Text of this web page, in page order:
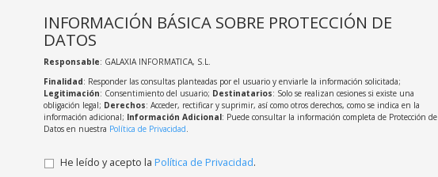
INFORMACIÓN BÁSICA SOBRE PROTECCIÓN DE
DATOS
Responsable: GALAXIA INFORMATICA, S.L.
Finalidad: Responder las consultas planteadas por el usuario y enviarle la información solicitada;
Legitimación: Consentimiento del usuario; Destinatarios: Solo se realizan cesiones si existe una
obligación legal; Derechos: Acceder, rectificar y suprimir, así como otros derechos, como se indica en la
información adicional; Información Adicional: Puede consultar la información completa de Protección de
Datos en nuestra Política de Privacidad
He leído y acepto la Política de Privacidad.